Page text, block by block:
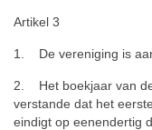
Artikel 3
1. De vereniging is
2. Het boekjaar van
verstande dat het
eindigt op eenendertig